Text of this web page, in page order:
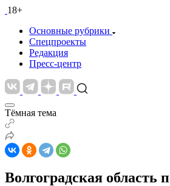
18+
Основные рубрики
Спецпроекты
Редакция
Пресс-центр
Тёмная тема
Волгоградская область